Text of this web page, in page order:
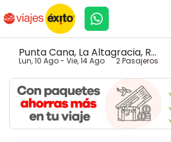
Punta Cana, La Altagracia, R...
Lun, 10 Ago - Vie, 14 Ago 2Pasajeros